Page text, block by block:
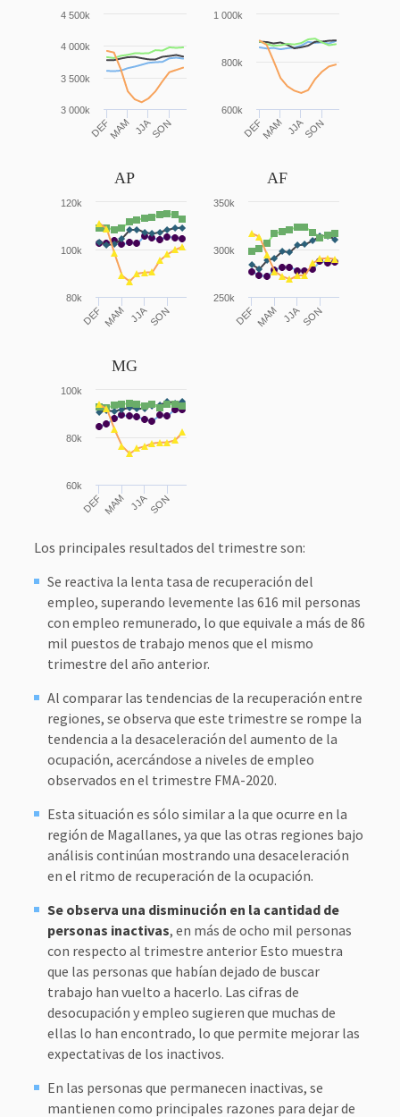
DEF JJA
MAM SON
3 000k
3 500k
4 000k
4 500k
DEF JJA
MAM SON
600k
800k
1 000k
AP
DEF JJA
MAM SON
80k
100k
120k
AF
DEF JJA
MAM SON
250k
300k
350k
MG
DEF JJA
MAM SON
80k
100k
60k
Los principales resultados del trimestre son:
Se reactiva la lenta tasa de recuperación del
empleo, superando levemente las 616 mil personas
con empleo remunerado, lo que equivale a más de 86
mil puestos de trabajo menos que el mismo
trimestre del año anterior.
Al comparar las tendencias de la recuperación entre
regiones, se observa que este trimestre se rompe la
tendencia a la desaceleración del aumento de la
ocupación, acercándose a niveles de empleo
observados en el trimestre FMA-2020.
Esta situación es sólo similar a la que ocurre en la
región de Magallanes, ya que las otras regiones bajo
análisis continúan mostrando una desaceleración
en el ritmo de recuperación de la ocupación.
Se observa una disminución en la cantidad de
personas inactivas, en más de ocho mil personas
con respecto al trimestre anterior Esto muestra
que las personas que habían dejado de buscar
trabajo han vuelto a hacerlo. Las cifras de
desocupación y empleo sugieren que muchas de
ellas lo han encontrado, lo que permite mejorar las
expectativas de los inactivos.
En las personas que permanecen inactivas, se
mantienen como principales razones para dejar de